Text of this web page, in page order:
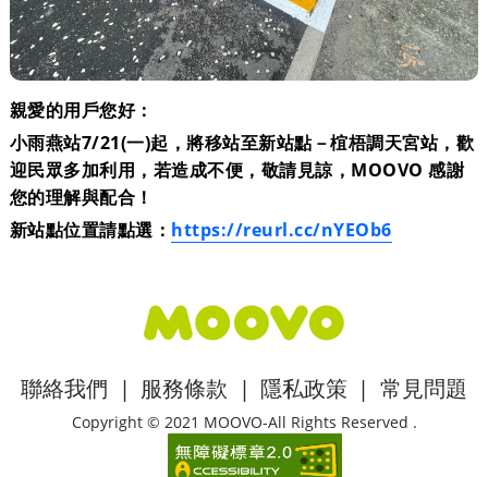
親愛的用戶您好：
小雨燕站7/21(一)起，將移站至新站點－椬梧調天宮站，歡
迎民眾多加利用，若造成不便，敬請見諒，MOOVO 感謝
您的理解與配合！
新站點位置請點選： https://reurl.cc/nYEOb6
聯絡我們 | 服務條款 | 隱私政策 | 常見問題
Copyright © 2021 MOOVO-All Rights Reserved .